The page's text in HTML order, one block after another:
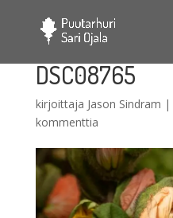
DSC08765
kirjoittaja Jason Sindram |
kommenttia